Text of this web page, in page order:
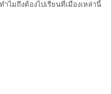
ไมถึงต้องไปเรียนที่เมืองเหล่านี้